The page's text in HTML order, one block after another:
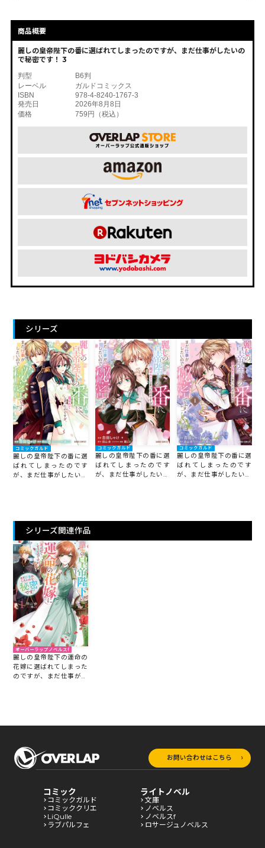
商品概要
麗しの皇帝陛下の番に選ばれてしまったのですが、まだ仕事がしたいの
で秘密です！ 3
判型
B6判
レーベル
ガルドコミックス
ISBN
978-4-8240-1767-3
発売日
2026年8月8日
価格
759円（税込）
シリーズ
コミックガルド
麗しの皇帝陛下の番に選
ばれてしまったのです
が、まだ仕事がしたいの
コミックガルド
麗しの皇帝陛下の番に選
ばれてしまったのです
が、まだ仕事がしたいの
コミックガルド
麗しの皇帝陛下の番に選
ばれてしまったのです
が、まだ仕事がしたいの
シリーズ関連作品
オーバーラップノベルスf
麗しの皇帝陛下の運命の
花嫁に選ばれてしまった
のですが、まだ仕事がし
お問い合わせはこちら
コミック
コミックガルド
コミッククリエ
LiQulle
ラブパルフェ
ライトノベル
文庫
ノベルス
ノベルスf
ロサージュノベルス